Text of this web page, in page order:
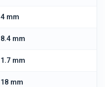
4 mm
8.4 mm
1.7 mm
18 mm